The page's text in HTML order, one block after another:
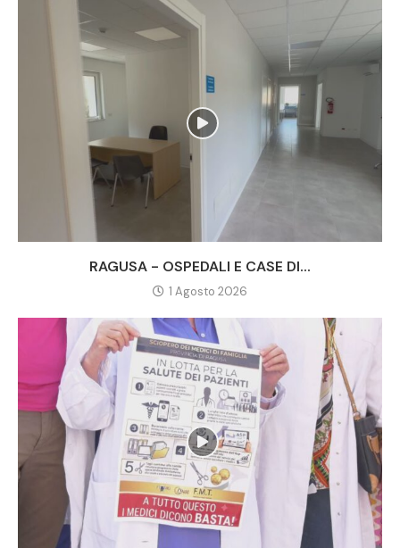
RAGUSA - OSPEDALI E CASE DI...
1 Agosto 2026